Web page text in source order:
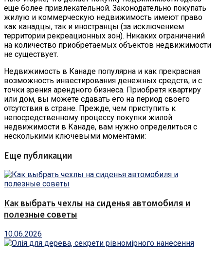
еще более привлекательной. Законодательно покупать
жилую и коммерческую недвижимость имеют право
как канадцы, так и иностранцы (за исключением
территории рекреационных зон). Никаких ограничений
на количество приобретаемых объектов недвижимости
не существует.
Недвижимость в Канаде популярна и как прекрасная
возможность инвестирования денежных средств, и с
точки зрения арендного бизнеса. Приобретя квартиру
или дом, вы можете сдавать его на период своего
отсутствия в стране. Прежде, чем приступить к
непосредственному процессу покупки жилой
недвижимости в Канаде, вам нужно определиться с
несколькими ключевыми моментами:
Еще публикации
Как выбрать чехлы на сиденья автомобиля и
полезные советы
10.06.2026